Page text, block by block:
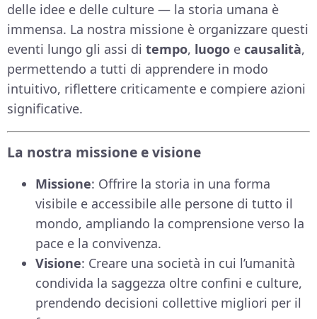
delle idee e delle culture — la storia umana è
immensa. La nostra missione è organizzare questi
eventi lungo gli assi di tempo, luogo e causalità,
permettendo a tutti di apprendere in modo
intuitivo, riflettere criticamente e compiere azioni
significative.
La nostra missione e visione
Missione: Offrire la storia in una forma
visibile e accessibile alle persone di tutto il
mondo, ampliando la comprensione verso la
pace e la convivenza.
Visione: Creare una società in cui l’umanità
condivida la saggezza oltre confini e culture,
prendendo decisioni collettive migliori per il